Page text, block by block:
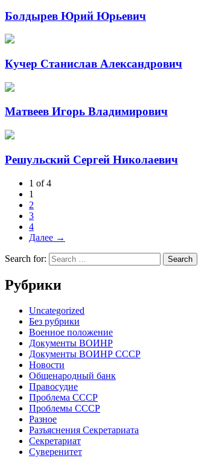
Болдырев Юрий Юрьевич
Кучер Станислав Александрович
Матвеев Игорь Владимирович
Решульский Сергей Николаевич
1 of 4
1
2
3
4
Далее →
Search for:
Рубрики
Uncategorized
Без рубрики
Военное положение
Документы ВОИНР
Документы ВОИНР СССР
Новости
Общенародный банк
Правосудие
Проблема СССР
Проблемы СССР
Разное
Разъяснения Секретариата
Секретариат
Суверенитет